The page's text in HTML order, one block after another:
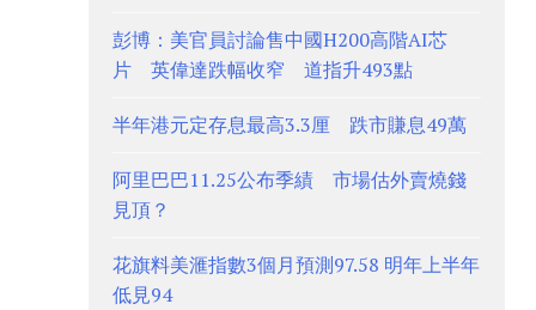
彭博：美官員討論售中國H200高階AI芯
片 英偉達跌幅收窄 道指升493點
半年港元定存息最高3.3厘 跌市賺息49萬
阿里巴巴11.25公布季績 市場估外賣燒錢
見頂？
花旗料美滙指數3個月預測97.58 明年上半年
低見94